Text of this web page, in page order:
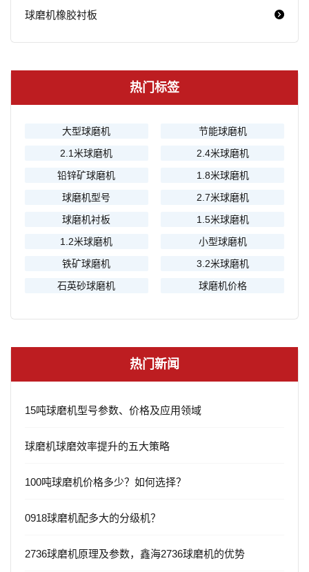
球磨机橡胶衬板
热门标签
大型球磨机
节能球磨机
2.1米球磨机
2.4米球磨机
铅锌矿球磨机
1.8米球磨机
球磨机型号
2.7米球磨机
球磨机衬板
1.5米球磨机
1.2米球磨机
小型球磨机
铁矿球磨机
3.2米球磨机
石英砂球磨机
球磨机价格
热门新闻
15吨球磨机型号参数、价格及应用领域
球磨机球磨效率提升的五大策略
100吨球磨机价格多少？如何选择？
0918球磨机配多大的分级机？
2736球磨机原理及参数，鑫海2736球磨机的优势